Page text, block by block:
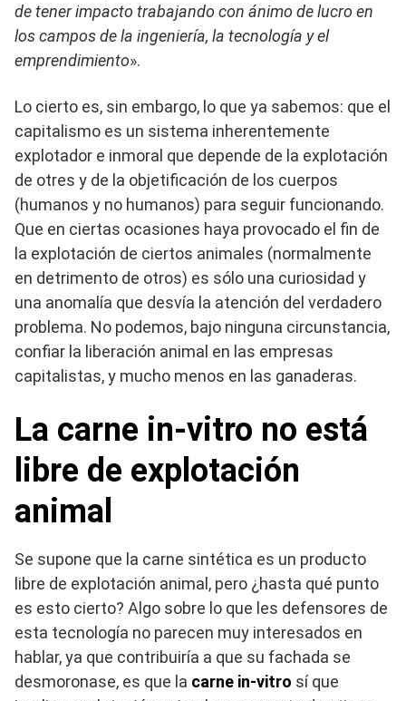
de tener impacto trabajando con ánimo de lucro en
los campos de la ingeniería, la tecnología y el
emprendimiento».
Lo cierto es, sin embargo, lo que ya sabemos: que el
capitalismo es un sistema inherentemente
explotador e inmoral que depende de la explotación
de otres y de la objetificación de los cuerpos
(humanos y no humanos) para seguir funcionando.
Que en ciertas ocasiones haya provocado el fin de
la explotación de ciertos animales (normalmente
en detrimento de otros) es sólo una curiosidad y
una anomalía que desvía la atención del verdadero
problema. No podemos, bajo ninguna circunstancia,
confiar la liberación animal en las empresas
capitalistas, y mucho menos en las ganaderas.
La carne in-vitro no está
libre de explotación
animal
Se supone que la carne sintética es un producto
libre de explotación animal, pero ¿hasta qué punto
es esto cierto? Algo sobre lo que les defensores de
esta tecnología no parecen muy interesados en
hablar, ya que contribuiría a que su fachada se
desmoronase, es que la carne in-vitro sí que